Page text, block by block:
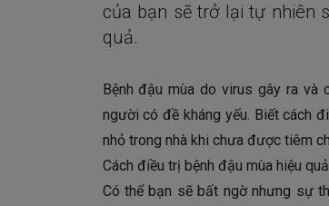
của bạn sẽ trở lại tự nhiên
quả.
Bệnh đậu mùa do virus gây ra
người có đề kháng yếu. Biết cách
nhỏ trong nhà khi chưa được tiêm
Cách điều trị bệnh đậu mùa hiệu
Có thể bạn sẽ bất ngờ nhưng sự